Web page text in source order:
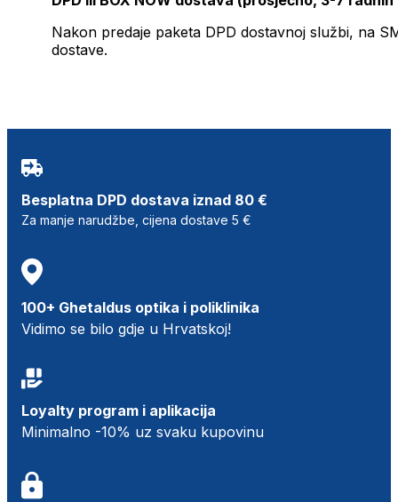
Nakon predaje paketa DPD dostavnoj službi, na
dostave.
Besplatna DPD dostava iznad 80 €
Za manje narudžbe, cijena dostave 5 €
100+ Ghetaldus optika i poliklinika
Vidimo se bilo gdje u Hrvatskoj!
Loyalty program i aplikacija
Minimalno -10% uz svaku kupovinu